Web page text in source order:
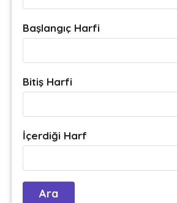
Başlangıç Harfi
Bitiş Harfi
İçerdiği Harf